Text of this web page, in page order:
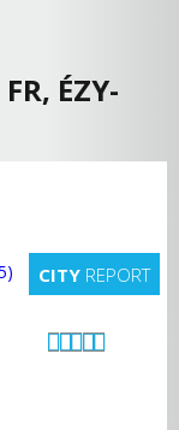
FR, ÉZY-
CITY REPORT